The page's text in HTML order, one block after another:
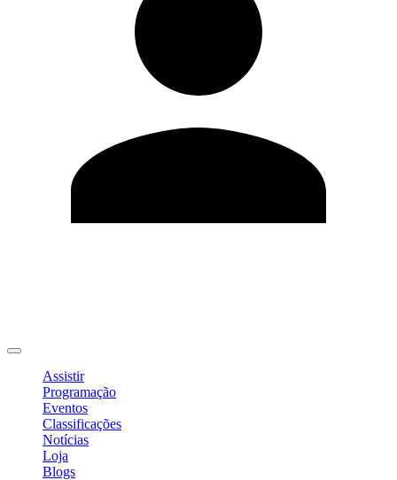
Assistir
Programação
Eventos
Classificações
Notícias
Loja
Blogs